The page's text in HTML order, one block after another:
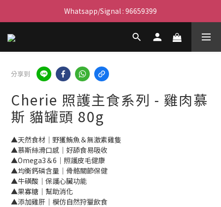
滿$450免費送貨上門 I 滿$350免運 順豐自取
Whatsapp/Signal : 96659399
會員優惠｜購物滿 $100 回贈$3購物金
分享到
Cherie 照護主食系列 - 雞肉慕
斯 貓罐頭 80g
▲天然食材｜野獲鮪魚＆無激素雞隻
▲慕斯絲滑口感｜好舔食易吸收
▲Omega3＆6｜照護皮毛健康
▲均衡鈣磷含量｜骨骼關節保健
▲牛磺酸｜保護心臟功能
▲果寡糖｜幫助消化
▲添加雞肝｜模仿自然狩獵飲食